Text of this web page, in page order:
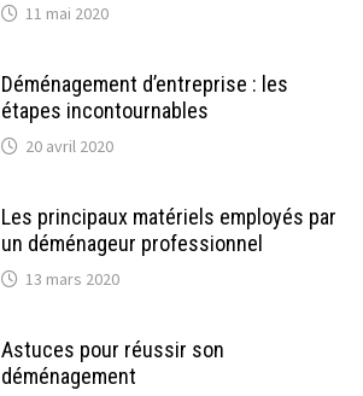
11 mai 2020
Déménagement d’entreprise : les
étapes incontournables
20 avril 2020
Les principaux matériels employés par
un déménageur professionnel
13 mars 2020
Astuces pour réussir son
déménagement